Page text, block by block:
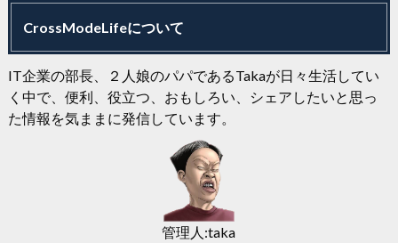
CrossModeLifeについて
IT企業の部長、２人娘のパパであるTakaが日々生活してい
く中で、便利、役立つ、おもしろい、シェアしたいと思っ
た情報を気ままに発信しています。
管理人:taka